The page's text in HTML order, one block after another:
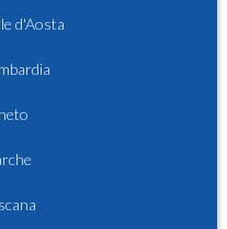
d'Aosta